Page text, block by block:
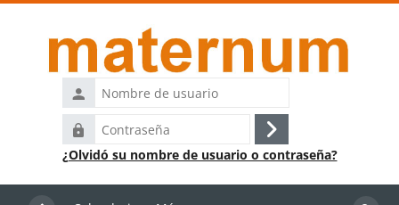
Nombre
de
usuario
Contraseña
Acceder
¿Olvidó su nombre de usuario o contraseña?